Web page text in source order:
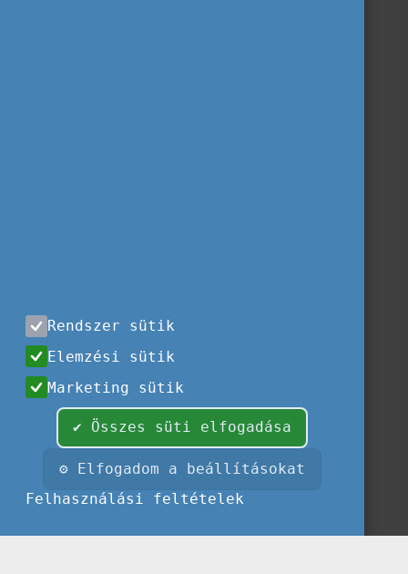
Rendszer sütik
Elemzési sütik
Marketing sütik
✔ Összes süti elfogadása
⚙ Elfogadom a beállításokat
Felhasználási feltételek